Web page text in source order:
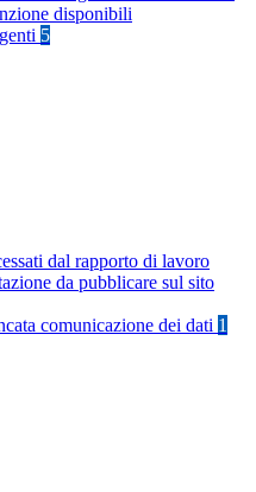
disponibili
5
dal rapporto di lavoro
da pubblicare sul sito
comunicazione dei dati 1